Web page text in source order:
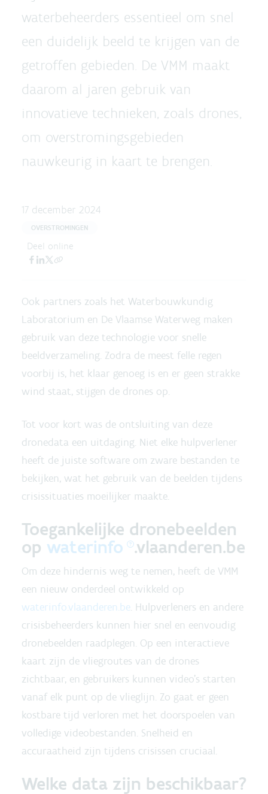
waterbeheerders essentieel om snel
een duidelijk beeld te krijgen van de
getroffen gebieden. De VMM maakt
daarom al jaren gebruik van
innovatieve technieken, zoals drones,
om overstromingsgebieden
nauwkeurig in kaart te brengen.
17 december 2024
OVERSTROMINGEN
Deel online
Ook partners zoals het Waterbouwkundig
Laboratorium en De Vlaamse Waterweg maken
gebruik van deze technologie voor snelle
beeldverzameling. Zodra de meest felle regen
voorbij is, het klaar genoeg is en er geen strakke
wind staat, stijgen de drones op.
Tot voor kort was de ontsluiting van deze
dronedata een uitdaging. Niet elke hulpverlener
heeft de juiste software om zware bestanden te
bekijken, wat het gebruik van de beelden tijdens
crisissituaties moeilijker maakte.
Toegankelijke dronebeelden
op waterinfo .vlaanderen.be
Om deze hindernis weg te nemen, heeft de VMM
een nieuw onderdeel ontwikkeld op
waterinfo.vlaanderen.be. Hulpverleners en andere
crisisbeheerders kunnen hier snel en eenvoudig
dronebeelden raadplegen. Op een interactieve
kaart zijn de vliegroutes van de drones
zichtbaar, en gebruikers kunnen video's starten
vanaf elk punt op de vlieglijn. Zo gaat er geen
kostbare tijd verloren met het doorspoelen van
volledige videobestanden. Snelheid en
accuraatheid zijn tijdens crisissen cruciaal.
Welke data zijn beschikbaar?